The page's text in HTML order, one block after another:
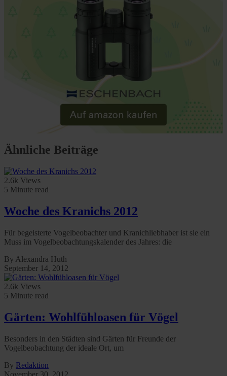
Ähnliche Beiträge
2.6k Views
5 Minute read
Woche des Kranichs 2012
Für begeisterte Vogelbeobachter und Kranichliebhaber ist sie ein
Muss im Vogelbeobachtungskalender des Jahres: die
By Alexandra Huth
September 14, 2012
2.6k Views
5 Minute read
Gärten: Wohlfühloasen für Vögel
Besonders in den Städten sind Gärten für Freunde der
Vogelbeobachtung der ideale Ort, um
By Redaktion
November 30, 2012